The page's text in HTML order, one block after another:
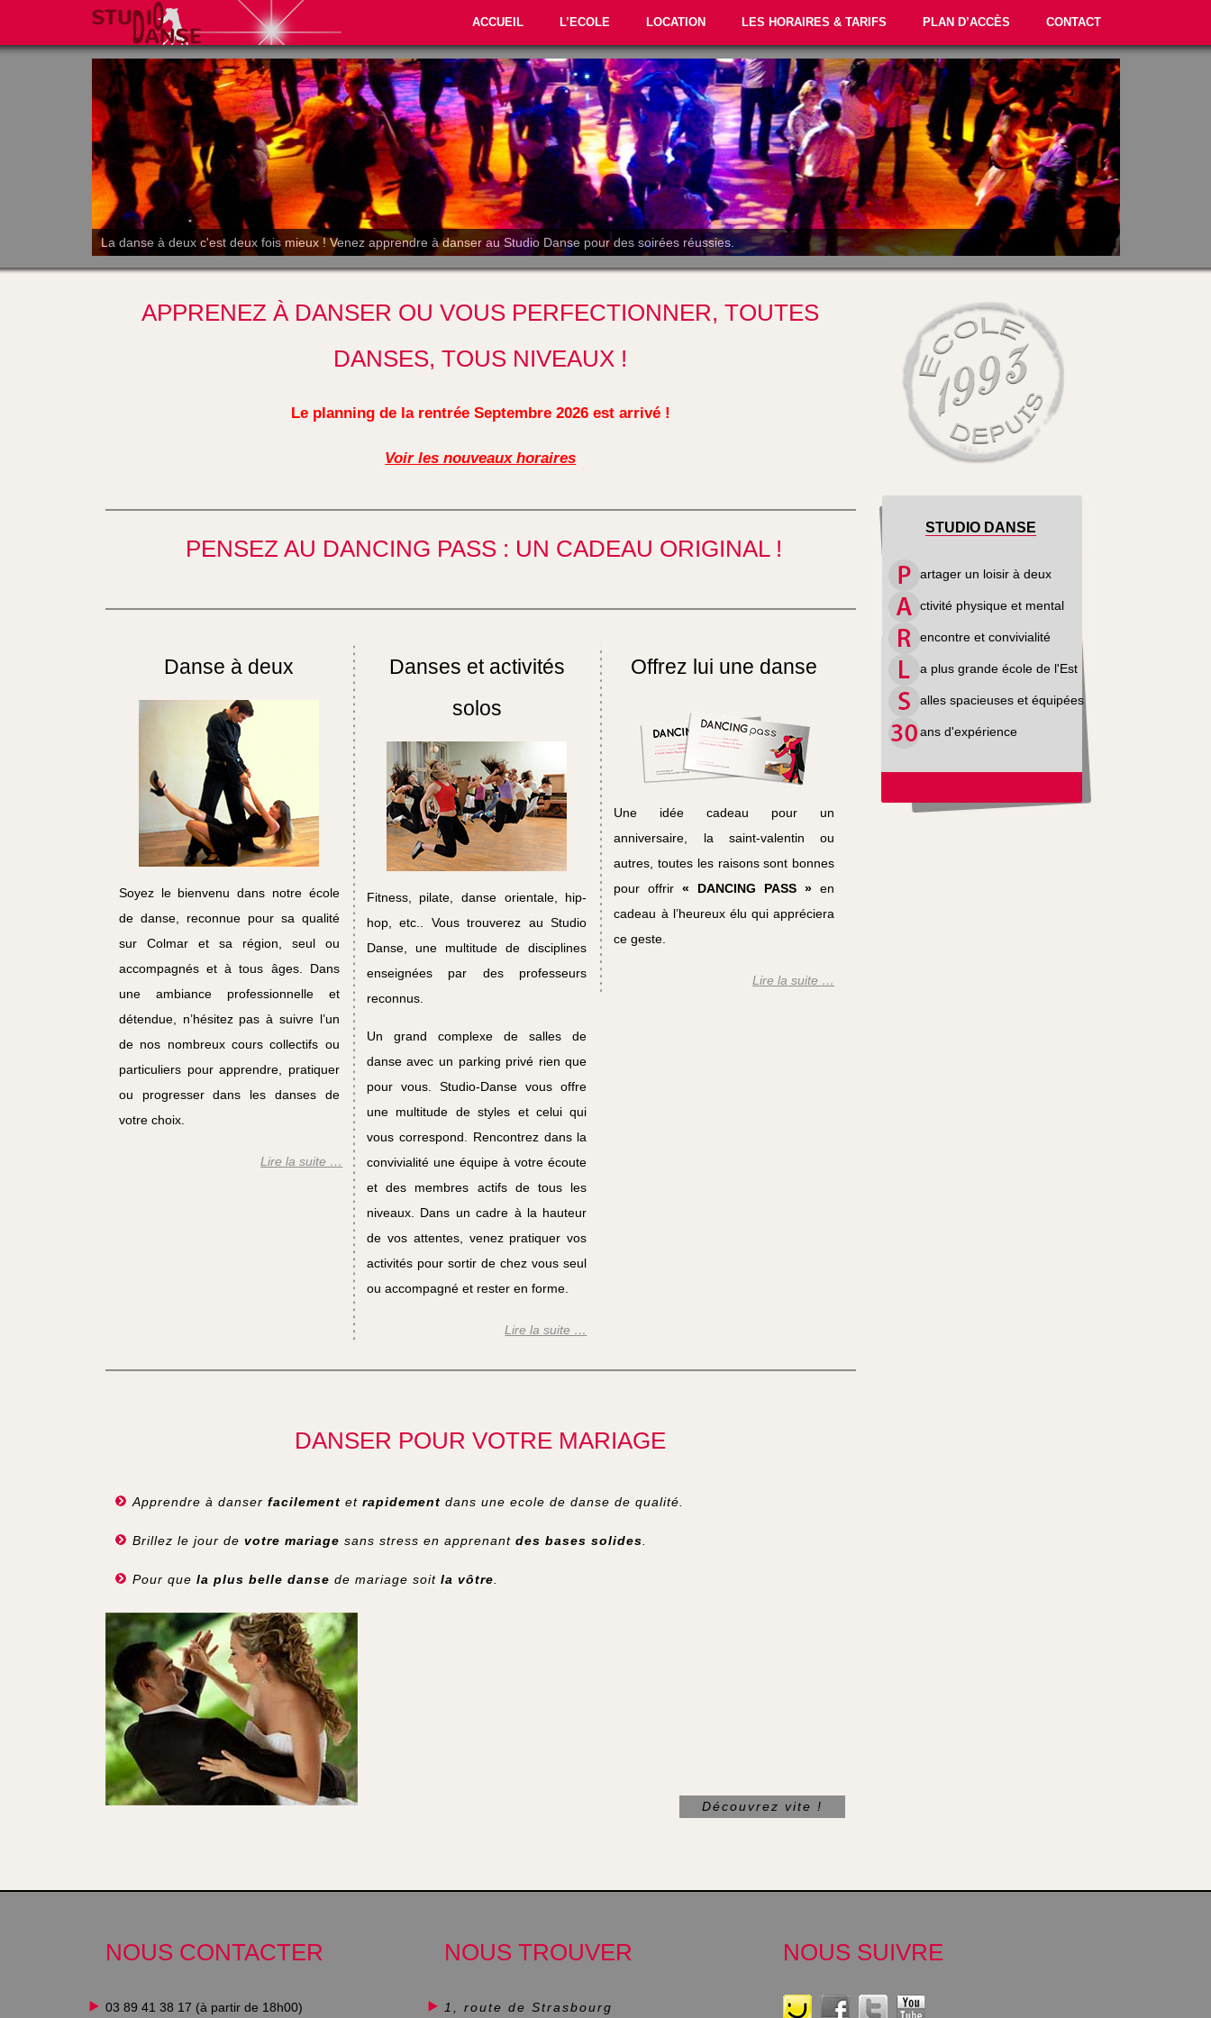
ACCUEIL L’ECOLE LOCATION LES HORAIRES & TARIFS PLAN D’ACCÈS CONTACT
La danse à deux c'est deux fois mieux ! Venez apprendre à danser au Studio Danse pour des soirées réussies.
APPRENEZ À DANSER OU VOUS PERFECTIONNER, TOUTES
DANSES, TOUS NIVEAUX !
Le planning de la rentrée Septembre 2026 est arrivé!
Voir les nouveaux horaires
PENSEZ AU DANCING PASS : UN CADEAU ORIGINAL !
Danse à deux
Soyez le bienvenu dans notre école
de danse, reconnue pour sa qualité
sur Colmar et sa région, seul ou
accompagnés et à tous âges. Dans
une ambiance professionnelle et
détendue, n’hésitez pas à suivre l’un
de nos nombreux cours collectifs ou
particuliers pour apprendre, pratiquer
ou progresser dans les danses de
votre choix.
Lire la suite …
Danses et activités
solos
Fitness, pilate, danse orientale, hip-
hop, etc.. Vous trouverez au Studio
Danse, une multitude de disciplines
enseignées par des professeurs
reconnus.
Un grand complexe de salles de
danse avec un parking privé rien que
pour vous. Studio-Danse vous offre
une multitude de styles et celui qui
vous correspond. Rencontrez dans la
convivialité une équipe à votre écoute
et des membres actifs de tous les
niveaux. Dans un cadre à la hauteur
de vos attentes, venez pratiquer vos
activités pour sortir de chez vous seul
ou accompagné et rester en forme.
Lire la suite …
Offrez lui une danse
Une idée cadeau pour un
anniversaire, la saint-valentin ou
autres, toutes les raisons sont bonnes
pour offrir« DANCING PASS » en
cadeau à l’heureux élu qui appréciera
ce geste.
Lire la suite …
DANSER POUR VOTRE MARIAGE
Apprendre à danser facilement et rapidement dans une ecole de danse de qualité.
Brillez le jour de votre mariage sans stress en apprenant des bases solides.
Pour que la plus belle danse de mariage soit la vôtre.
Découvrez vite !
STUDIO DANSE
artager un loisir à deux
ctivité physique et mental
encontre et convivialité
a plus grande école de l'Est
alles spacieuses et équipées
ans d'expérience
NOUS CONTACTER
03 89 41 38 17 (à partir de 18h00)
NOUS TROUVER
1, route de Strasbourg
NOUS SUIVRE